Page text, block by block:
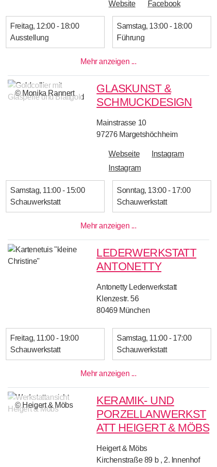
Website Facebook
Freitag 12:00 - 18:00
Ausstellung
Samstag 13:00 - 18:00
Führung
Mehr anzeigen ...
© Monika Rannert
GLASKUNST &
SCHMUCKDESIGN
Mainstrasse 10
97276 Margetshöchheim
Webseite
Instagram
Instagram
Samstag 11:00 - 15:00
Schauwerkstatt
Sonntag 13:00 - 17:00
Schauwerkstatt
Mehr anzeigen ...
LEDERWERKSTATT
ANTONETTY
Antonetty Lederwerkstatt
Klenzestr. 56
80469 München
Freitag 11:00 - 19:00
Schauwerkstatt
Samstag 11:00 - 17:00
Schauwerkstatt
Mehr anzeigen ...
© Heigert & Möbs
KERAMIK- UND
PORZELLANWERKST
ATT HEIGERT & MÖBS
Heigert & Möbs
Kirchenstraße 89 b , 2. Innenhof